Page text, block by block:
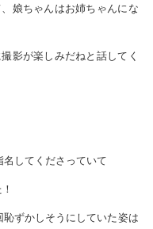
娘ちゃんはお姉ちゃんにな
影が楽しみだねと話してく
してくださっていて
ずかしそうにしていた姿は